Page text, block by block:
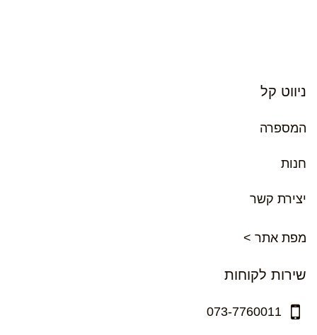
ניווט קל
המספרה
חנות
יצירת קשר
מפת אתר >
שירות לקוחות
073-7760011